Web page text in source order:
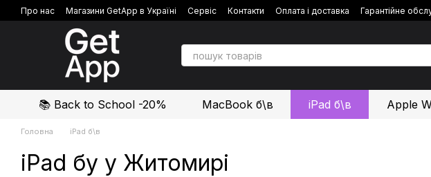
Перейти до основного контенту
Про нас Магазини GetApp в Україні Сервіс Контакти Оплата і доставка Гарантійне
Політика конфіденційності
Відгуки про магазин
📚 Back to School -20% MacBook б\в iPad б\в Apple
Головна iPad б\в
iPad бу у Житомирі